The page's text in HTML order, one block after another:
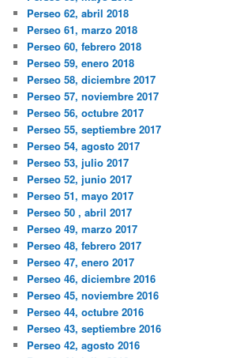
Perseo 62, abril 2018
Perseo 61, marzo 2018
Perseo 60, febrero 2018
Perseo 59, enero 2018
Perseo 58, diciembre 2017
Perseo 57, noviembre 2017
Perseo 56, octubre 2017
Perseo 55, septiembre 2017
Perseo 54, agosto 2017
Perseo 53, julio 2017
Perseo 52, junio 2017
Perseo 51, mayo 2017
Perseo 50 , abril 2017
Perseo 49, marzo 2017
Perseo 48, febrero 2017
Perseo 47, enero 2017
Perseo 46, diciembre 2016
Perseo 45, noviembre 2016
Perseo 44, octubre 2016
Perseo 43, septiembre 2016
Perseo 42, agosto 2016